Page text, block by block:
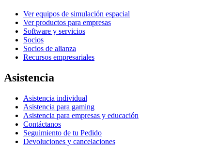
Ver equipos de simulación espacial
Ver productos para empresas
Software y servicios
Socios
Socios de alianza
Recursos empresariales
Asistencia
Asistencia individual
Asistencia para gaming
Asistencia para empresas y educación
Contáctanos
Seguimiento de tu Pedido
Devoluciones y cancelaciones